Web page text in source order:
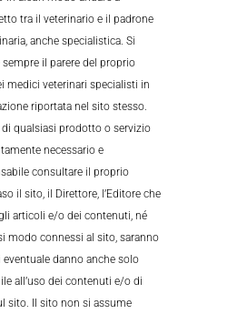
tra il veterinario e il padrone
anche specialistica. Si
il parere del proprio
medici veterinari specialisti in
riportata nel sito stesso.
di qualsiasi prodotto o servizio
necessario e
consultare il proprio
il sito, il Direttore, l’Editore che
articoli e/o dei contenuti, né
modo connessi al sito, saranno
danno anche solo
all’uso dei contenuti e/o di
sito. Il sito non si assume